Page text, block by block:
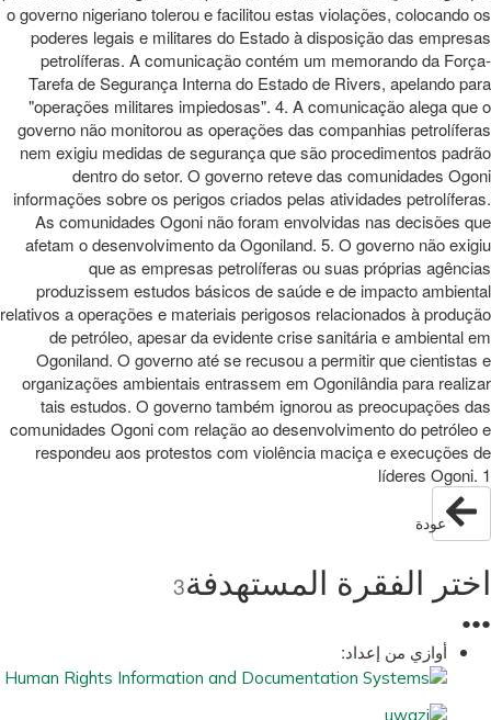
o governo nigeriano tolerou e facilitou estas violações, colocando os
poderes legais e militares do Estado à disposição das empresas
petrolíferas. A comunicação contém um memorando da Força-
Tarefa de Segurança Interna do Estado de Rivers, apelando para
"operações militares impiedosas". 4. A comunicação alega que o
governo não monitorou as operações das companhias petrolíferas
nem exigiu medidas de segurança que são procedimentos padrão
dentro do setor. O governo reteve das comunidades Ogoni
informações sobre os perigos criados pelas atividades petrolíferas.
As comunidades Ogoni não foram envolvidas nas decisões que
afetam o desenvolvimento da Ogoniland. 5. O governo não exigiu
que as empresas petrolíferas ou suas próprias agências
produzissem estudos básicos de saúde e de impacto ambiental
relativos a operações e materiais perigosos relacionados à produção
de petróleo, apesar da evidente crise sanitária e ambiental em
Ogoniland. O governo até se recusou a permitir que cientistas e
organizações ambientais entrassem em Ogonilândia para realizar
tais estudos. O governo também ignorou as preocupações das
comunidades Ogoni com relação ao desenvolvimento do petróleo e
respondeu aos protestos com violência maciça e execuções de
líderes Ogoni. 1
عودة
اختر الفقرة المستهدفة3
●
●
●
أوازي من إعداد: